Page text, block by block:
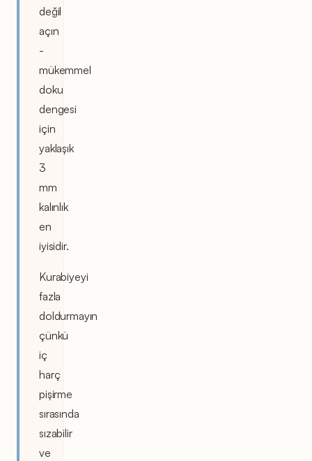
değil
açın
-
mükemmel
doku
dengesi
için
yaklaşık
3
mm
kalınlık
en
iyisidir.
Kurabiyeyi
fazla
doldurmayın
çünkü
iç
harç
pişirme
sırasında
sızabilir
ve